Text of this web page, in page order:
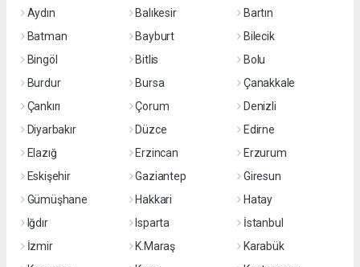
Aydın
Balıkesir
Bartın
Batman
Bayburt
Bilecik
Bingöl
Bitlis
Bolu
Burdur
Bursa
Çanakkale
Çankırı
Çorum
Denizli
Diyarbakır
Düzce
Edirne
Elazığ
Erzincan
Erzurum
Eskişehir
Gaziantep
Giresun
Gümüşhane
Hakkari
Hatay
Iğdır
Isparta
İstanbul
İzmir
K.Maraş
Karabük